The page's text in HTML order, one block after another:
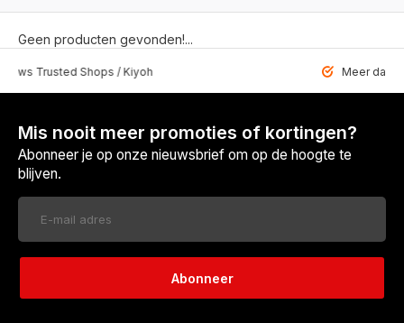
Geen producten gevonden!...
Shops / Kiyoh Meer dan 6459
Mis nooit meer promoties of kortingen?
Abonneer je op onze nieuwsbrief om op de hoogte te
blijven.
Abonneer